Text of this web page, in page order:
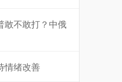
敢不敢打？中俄
情绪改善